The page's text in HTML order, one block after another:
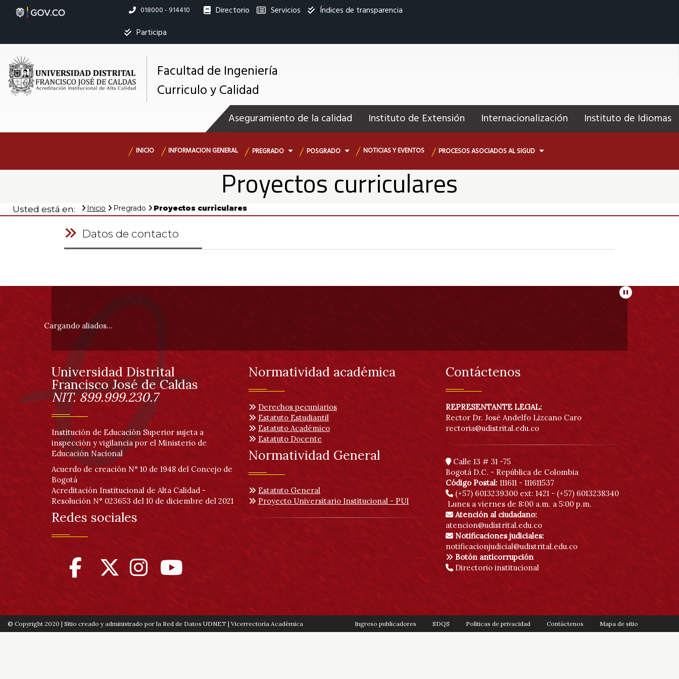
Proyectos
curriculares
|
Curriculo
y
Calidad
Linea
018000 - 914410 Directorio Servicios
Índices de transparencia
Participa
Facultad de Ingeniería
Curriculo y Calidad
Menú
secundario
Aseguramiento de la calidad Instituto de Extensión Internacionalización Instituto de Idiomas
Navegación
principal
INICIO INFORMACION GENERAL PREGRADO POSGRADO NOTICIAS Y EVENTOS PROCESOS ASOCIADOS AL SIGUD
Proyectos curriculares
Mostrar
registros
Buscar:
Servicios
disponible
registros
total
Usted está en: Inicio Pregrado Proyectos curriculares
Datos de contacto
Información
pie
de
página
Cargando aliados...
Información
Universidad Distrital
Francisco José de Caldas
NIT. 899.999.230.7
Institución de Educación Superior sujeta a
inspección y vigilancia por el Ministerio de
Educación Nacional
Acuerdo de creación N° 10 de 1948 del Concejo de
Bogotá
Acreditación Institucional de Alta Calidad -
Resolución N° 023653 del 10 de diciembre del 2021
Redes sociales
Normatividad académica
Derechos pecuniarios
Estatuto Estudiantil
Estatuto Académico
Estatuto Docente
Normatividad General
Estatuto General
Proyecto Universitario Institucional - PUI
Contáctenos
REPRESENTANTE LEGAL:
Rector Dr. José Andelfo Lizcano Caro
rectoria@udistrital.edu.co
Calle 13 # 31 -75
Bogotá D.C. - República de Colombia
Código Postal: 111611 - 111611537
(+57) 6013239300 ext: 1421 - (+57) 6013238340
Lunes a viernes de 8:00 a.m. a 5:00 p.m.
Atención al ciudadano:
atencion@udistrital.edu.co
Notificaciones judiciales:
notificacionjudicial@udistrital.edu.co
Botón anticorrupción
Directorio institucional
© Copyright 2020 | Sitio creado y administrado por la Red de Datos UDNET | Vicerrectoría Académica Ingreso publicadores SDQS Políticas de privacidad Contáctenos Mapa de sitio